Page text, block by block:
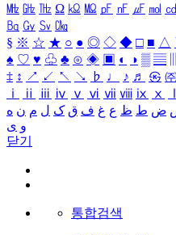
㎒ ㎓ ㎔ Ω ㏀ ㏁ ㎊ ㎋ ㎌ ㏖ ㏅
㏃ ㏉ ㏜ ㏆
§ ※ ☆ ★ ○ ● ◎ ◇ ◆ □ ■ △
♠ ♡ ♥ ♧ ♣ ⊙ ◈ ▣ ◐ ◑ ▒ ▤
‡ ↕ ↗ ↙ ↖ ↘ ♭ ♩ ♪ ♬ ㉿
ⅰ
ⅱ ⅲ ⅳ ⅴ ⅵ ⅶ ⅷ ⅸ ⅹ
ض ط ظ ع غ ف ق ک ل م ن ه
و ی
닫기
통합검색